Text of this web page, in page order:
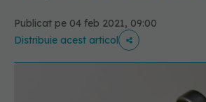
Publicat pe 04 feb 2021, 09:00
Distribuie acest articol